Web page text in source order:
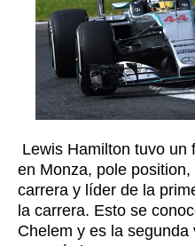
Lewis Hamilton tuvo un
en Monza, pole
carrera y líder de la
la carrera. Esto se
Chelem y es la